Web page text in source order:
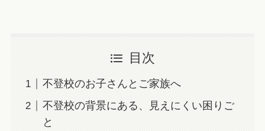
目次
不登校のお子さんとご家族へ
不登校の背景にある、見えにくい困りご
と